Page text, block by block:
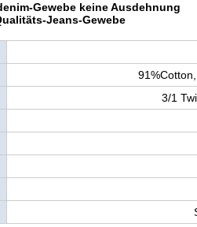
Gewebe keine Ausdehnung
Jeans-Gewebe
3/1